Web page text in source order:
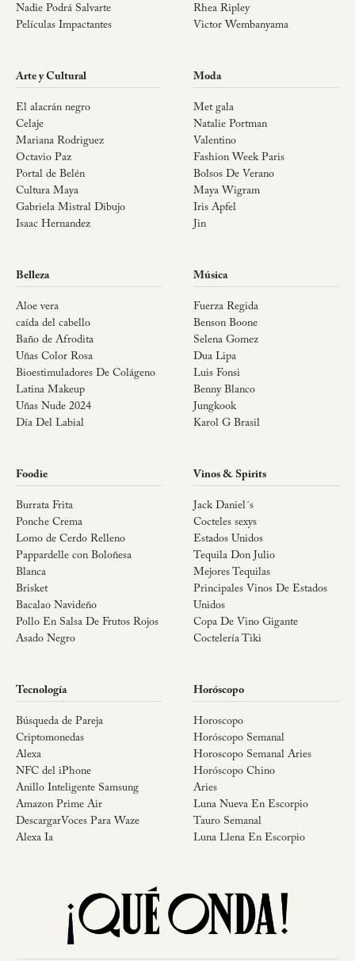
Nadie Podrá Salvarte
Películas Impactantes
Rhea Ripley
Victor Wembanyama
Arte y Cultural
El alacrán negro
Celaje
Mariana Rodriguez
Octavio Paz
Portal de Belén
Cultura Maya
Gabriela Mistral Dibujo
Isaac Hernandez
Moda
Met gala
Natalie Portman
Valentino
Fashion Week Paris
Bolsos De Verano
Maya Wigram
Iris Apfel
Jin
Belleza
Aloe vera
caída del cabello
Baño de Afrodita
Uñas Color Rosa
Bioestimuladores De Colágeno
Latina Makeup
Uñas Nude 2024
Día Del Labial
Música
Fuerza Regida
Benson Boone
Selena Gomez
Dua Lipa
Luis Fonsi
Benny Blanco
Jungkook
Karol G Brasil
Foodie
Burrata Frita
Ponche Crema
Lomo de Cerdo Relleno
Pappardelle con Boloñesa
Blanca
Brisket
Bacalao Navideño
Pollo En Salsa De Frutos Rojos
Asado Negro
Vinos & Spirits
Jack Daniel´s
Cocteles sexys
Estados Unidos
Tequila Don Julio
Mejores Tequilas
Principales Vinos De Estados
Unidos
Copa De Vino Gigante
Coctelería Tiki
Tecnología
Búsqueda de Pareja
Criptomonedas
Alexa
NFC del iPhone
Anillo Inteligente Samsung
Amazon Prime Air
DescargarVoces Para Waze
Alexa Ia
Horóscopo
Horoscopo
Horóscopo Semanal
Horoscopo Semanal Aries
Horóscopo Chino
Aries
Luna Nueva En Escorpio
Tauro Semanal
Luna Llena En Escorpio